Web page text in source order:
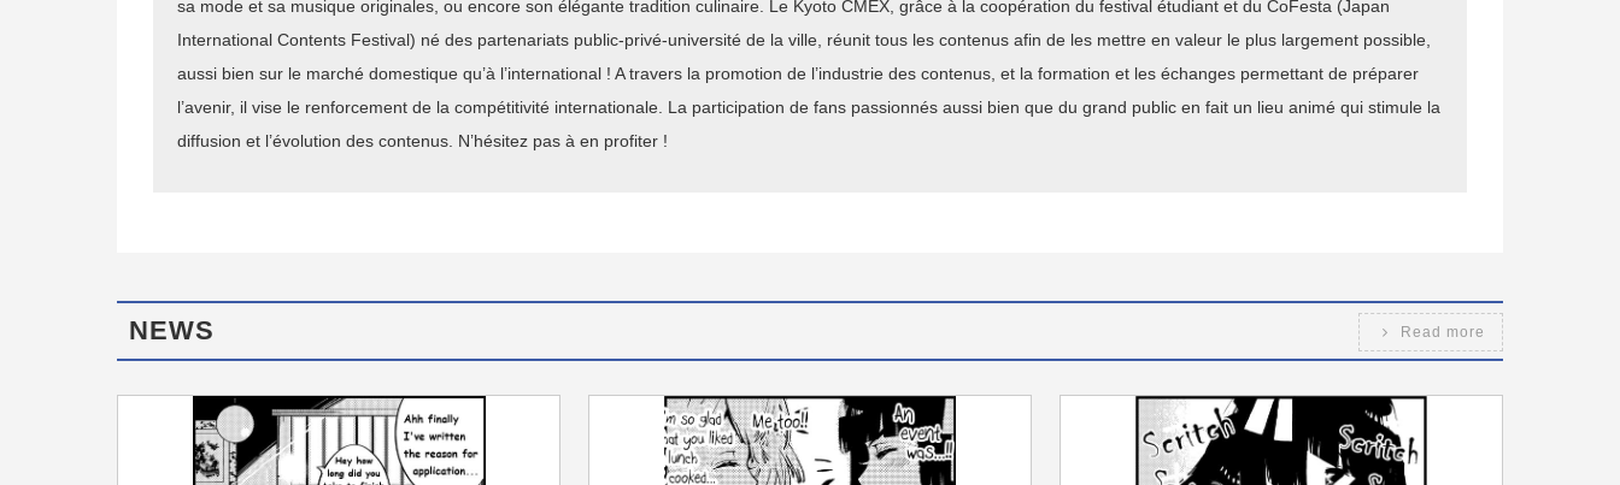
sa mode et sa musique originales, ou encore son élégante tradition culinaire. Le Kyoto CMEX, grâce à la coopération du festival étudiant et du CoFesta (Japan
International Contents Festival) né des partenariats public-privé-université de la ville, réunit tous les contenus afin de les mettre en valeur le plus largement possible,
aussi bien sur le marché domestique qu’à l’international ! A travers la promotion de l’industrie des contenus, et la formation et les échanges permettant de préparer
l’avenir, il vise le renforcement de la compétitivité internationale. La participation de fans passionnés aussi bien que du grand public en fait un lieu animé qui stimule la
diffusion et l’évolution des contenus. N’hésitez pas à en profiter !
NEWS Read more